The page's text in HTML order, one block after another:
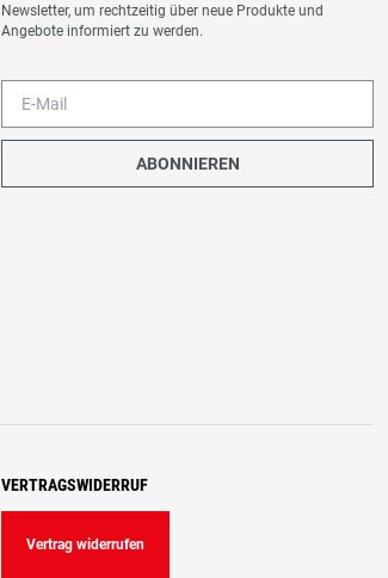
Newsletter, um rechtzeitig über neue Produkte und
Angebote informiert zu werden.
ABONNIEREN
VERTRAGSWIDERRUF
Vertrag widerrufen